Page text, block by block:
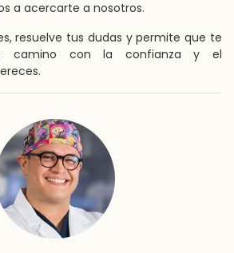
a acercarte a nosotros.
resuelve tus dudas y permite que te
camino con la confianza y el